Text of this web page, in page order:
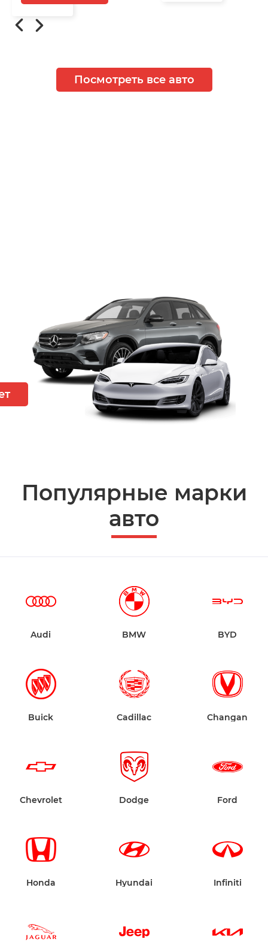
Посмотреть все авто
Популярные марки
авто
Audi BMW BYD
Buick Cadillac Changan
Chevrolet Dodge Ford
Honda Hyundai Infiniti